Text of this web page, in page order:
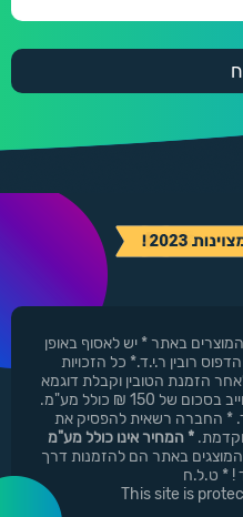
לכל המוצרים באתר * יש לאסוף באופן
רובין ר.י.ד.* כל הזכויות
הזמנת הטובין וקבלת דוגמא
גרפית ( סקיצה ). ביטול ההזמנה יחוייב בסכום של 150 ₪ כולל מע"מ.
* החברה רשאית להפסיק את
* המחיר אינו כולל מע"מ
באתר הם להזמנות דרך
! * ט.ל.ח
This site is